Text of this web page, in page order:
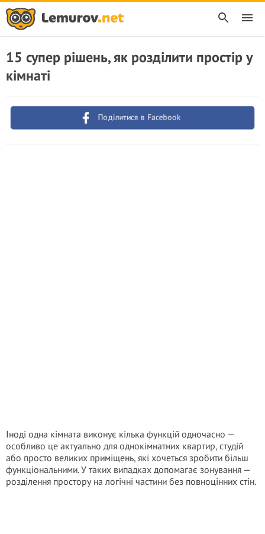
15 супер рішень, як розділити простір у
кімнаті
Поділитися в Facebook
Іноді одна кімната виконує кілька функцій одночасно —
особливо це актуально для однокімнатних квартир, студій
або просто великих приміщень, які хочеться зробити більш
функціональними. У таких випадках допомагає зонування —
розділення простору на логічні частини без повноцінних стін.